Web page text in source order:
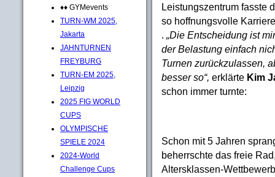
♦♦ GYMevents
TURN-WM 2025,
Jakarta
JAHNTURNEN
FREYBURG
TURN-EM 2025,
Leipzig
2025 FIG WORLD
CUPS
OLYMPISCHE
SPIELE 2024
2024-World
Challenge Cups
Leistungszentrum fasste
so hoffnungsvolle
. „Die Entscheidung ist
der Belastung einfach
Turnen zurückzulassen,
besser so“, erklärte Kim
schon immer turnte:
Schon mit 5 Jahren
beherrschte das freie
Altersklassen-